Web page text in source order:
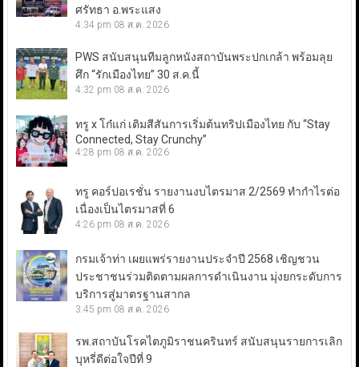
ศรัทธา อ.พระแสง
4:34 pm 08 ส.ค. 2026
PWS สนับสนุนทีมลูกหนังสถาบันพระปกเกล้า พร้อมลุย
ศึก “รักเมืองไทย” 30 ส.ค.นี้
4:32 pm 08 ส.ค. 2026
ทรู x โก๋แก่ เติมสีสันการเริ่มต้นทริปเมืองไทย กับ “Stay
Connected, Stay Crunchy”
4:28 pm 08 ส.ค. 2026
ทรู คอร์ปอเรชั่น รายงานงบไตรมาส 2/2569 ทำกำไรต่อ
เนื่องเป็นไตรมาสที่ 6
4:26 pm 08 ส.ค. 2026
กรมเจ้าท่า เผยแพร่รายงานประจำปี 2568 เชิญชวน
ประชาชนร่วมติดตามผลการดำเนินงาน มุ่งยกระดับการ
บริการสู่มาตรฐานสากล
3:45 pm 08 ส.ค. 2026
รพ.สถาบันโรคไตภูมิราชนครินทร์ สนับสนุนรายการเลิก
บุหรี่ดีต่อใจปีที่ 9